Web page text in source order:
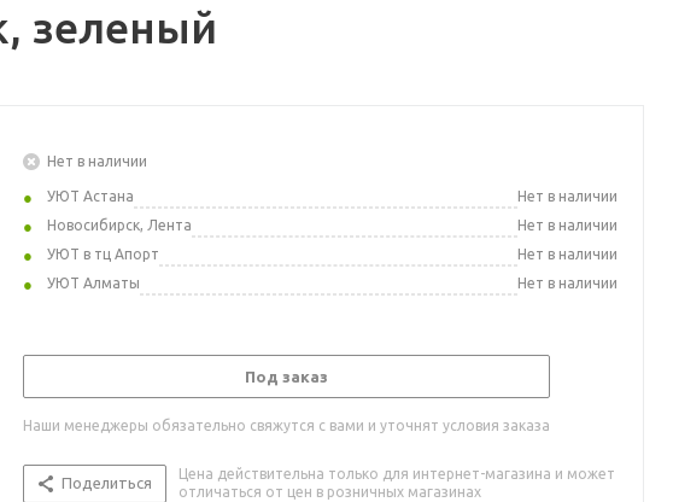
зеленый
Нет в наличии
УЮТ Астана
Нет в наличии
Новосибирск, Лента
Нет в наличии
УЮТ в тц Апорт
Нет в наличии
УЮТ Алматы
Нет в наличии
Под заказ
Наши менеджеры обязательно свяжутся с вами и уточнят условия заказа
Поделиться
Цена действительна только для интернет-магазина и может
отличаться от цен в розничных магазинах